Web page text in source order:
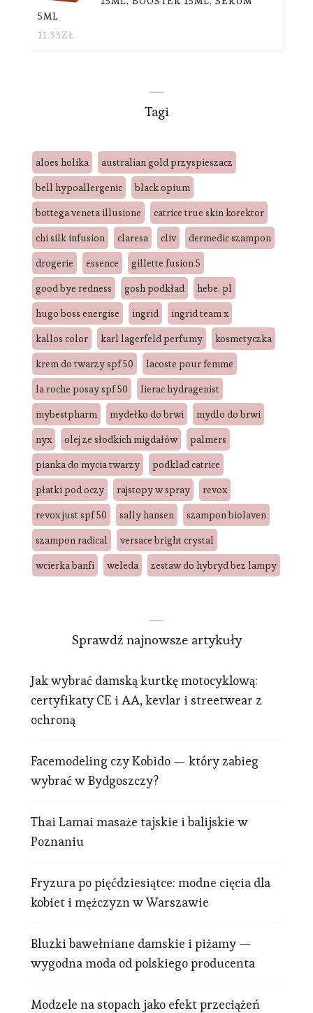
5ML
11.33ZŁ
Tagi
aloes holika
australian gold przyspieszacz
bell hypoallergenic
black opium
bottega veneta illusione
catrice true skin korektor
chi silk infusion
claresa cliv
dermedic szampon
drogerie
essence
gillette fusion 5
good bye redness
gosh podkład
hebe. pl
hugo boss energise
ingrid
ingrid team x
kallos color
karl lagerfeld perfumy
kosmetyczka
krem do twarzy spf 50
lacoste pour femme
la roche posay spf 50
lierac hydragenist
mybestpharm
mydełko do brwi
mydlo do brwi
nyx
olej ze słodkich migdałów
palmers
pianka do mycia twarzy
podklad catrice
płatki pod oczy
rajstopy w spray
revox
revox just spf 50
sally hansen
szampon biolaven
szampon radical
versace bright crystal
wcierka banfi
weleda zestaw do hybryd bez lampy
Sprawdź najnowsze artykuły
Jak wybrać damską kurtkę motocyklową:
certyfikaty CE i AA, kevlar i streetwear z
ochroną
Facemodeling czy Kobido — który zabieg
wybrać w Bydgoszczy?
Thai Lamai masaże tajskie i balijskie w
Poznaniu
Fryzura po pięćdziesiątce: modne cięcia dla
kobiet i mężczyzn w Warszawie
Bluzki bawełniane damskie i piżamy —
wygodna moda od polskiego producenta
Modzele na stopach jako efekt przeciążeń